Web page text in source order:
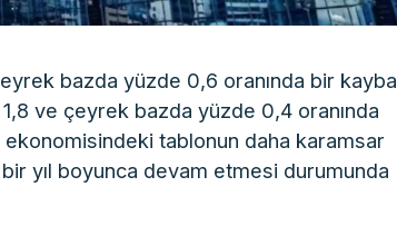
bazda yüzde 0,6 oranında bir kayba
ve çeyrek bazda yüzde 0,4 oranında
tablonun daha karamsar
bir yıl boyunca devam etmesi durumunda